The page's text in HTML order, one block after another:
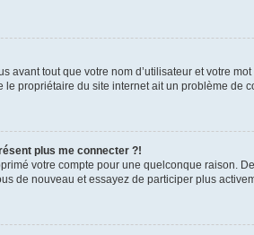
avant tout que votre nom d’utilisateur et votre
propriétaire du site internet ait un problème de
plus me connecter ?!
votre compte pour une quelconque
de nouveau et essayez de participer plus